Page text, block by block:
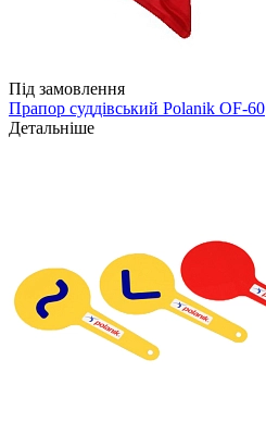
Під замовлення
Прапор суддівський Polanik OF-60
Детальніше